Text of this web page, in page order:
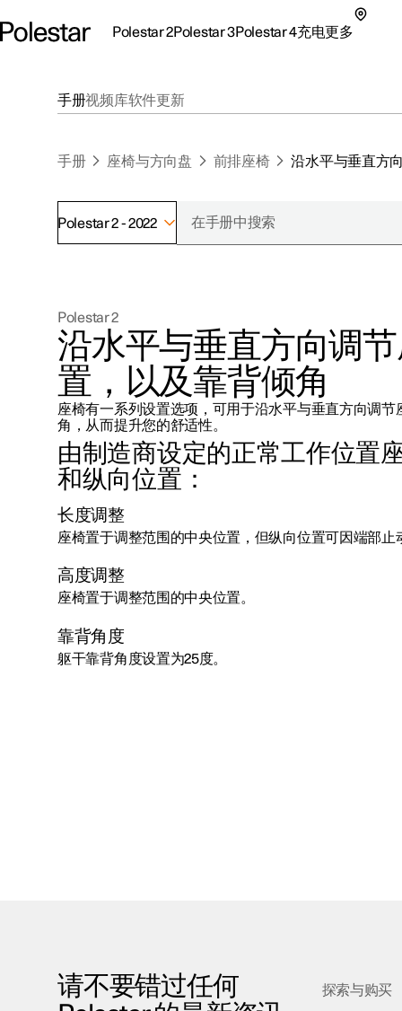
Polestar 2Polestar 3Polestar 4充电更多
联系我们
极星官方二手车
探索Polestar 3
联系我们
公共充电
家庭充电
车主服务
新闻
注册新闻
（在新窗
手册视频库软件更新
手册 座椅与方向盘 前排座椅 沿水平与垂直方
Polestar 2 - 2022
Polestar 2
沿水平与垂直方向调
置，以及靠背倾角
座椅有一系列设置选项，可用于沿水平与垂直方向调节
角，从而提升您的舒适性。
由制造商设定的正常工作位置
和纵向位置：
长度调整
座椅置于调整范围的中央位置，但纵向位置可因端部止
高度调整
座椅置于调整范围的中央位置。
靠背角度
躯干靠背角度设置为25度。
请不要错过任何
探索与购买